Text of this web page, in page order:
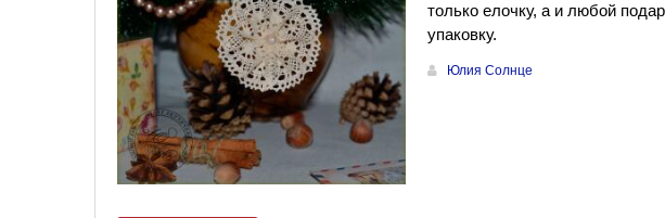
только елочку, а и любой
упаковку.
Юлия Солнце